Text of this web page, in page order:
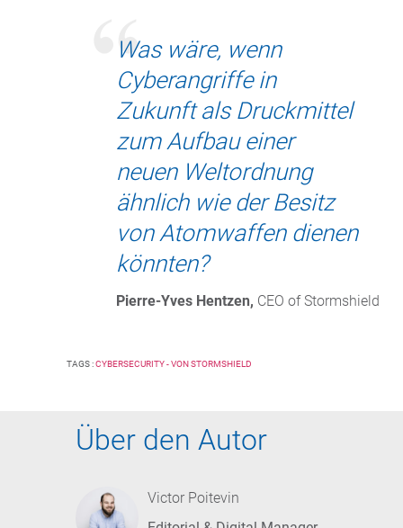
Was wäre, wenn
Cyberangriffe in
Zukunft als Druckmittel
zum Aufbau einer
neuen Weltordnung
ähnlich wie der Besitz
von Atomwaffen dienen
könnten?
Pierre-Yves Hentzen, CEO of Stormshield
TAGS :CYBERSECURITY - VON STORMSHIELD
Über den Autor
Victor Poitevin